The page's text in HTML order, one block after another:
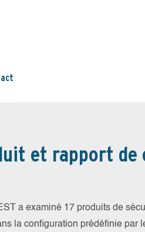
et rapport
a examiné 17 produits de
la configuration prédéfinie par